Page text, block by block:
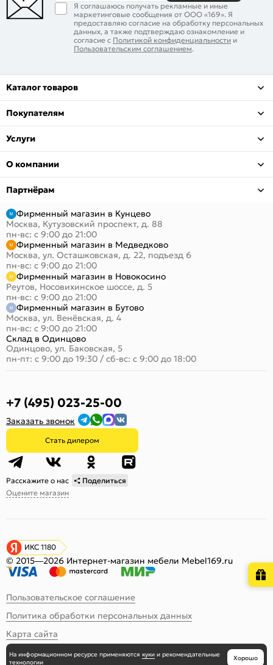
Я соглашаюсь получать рекламные и иные
маркетинговые сообщения от ООО «169». Я
предоставляю согласие на обработку персональных
данных, а также подтверждаю ознакомление и
согласие с Политикой конфиденциальности и
Пользовательским соглашением.
Каталог товаров
Покупателям
Услуги
О компании
Партнёрам
Фирменный магазин в Кунцево
Москва, Кутузовский проспект, д. 88
пн-вс: с 9:00 до 21:00
Фирменный магазин в Медведково
Москва, ул. Осташковская, д. 22, подъезд 6
пн-вс: с 9:00 до 21:00
Фирменный магазин в Новокосино
Реутов, Носовихинское шоссе, д. 5
пн-вс: с 9:00 до 21:00
Фирменный магазин в Бутово
Москва, ул. Венёвская, д. 4
пн-вс: с 9:00 до 21:00
Склад в Одинцово
Одинцово, ул. Баковская, 5
пн-пт: с 9:00 до 19:30 / сб-вс: с 9:00 до 18:00
+7 (495) 023-25-00
Заказать звонок
Стать дилером
Расскажите о нас
Поделиться
Оцените магазин
ИКС 1180
© 2015—2026 Интернет-магазин мебели Mebel169.ru
Пользовательское соглашение
Политика обработки персональных данных
Карта сайта
На информационном ресурсе применяются куки и рекомендательные
технологии
Хорошо